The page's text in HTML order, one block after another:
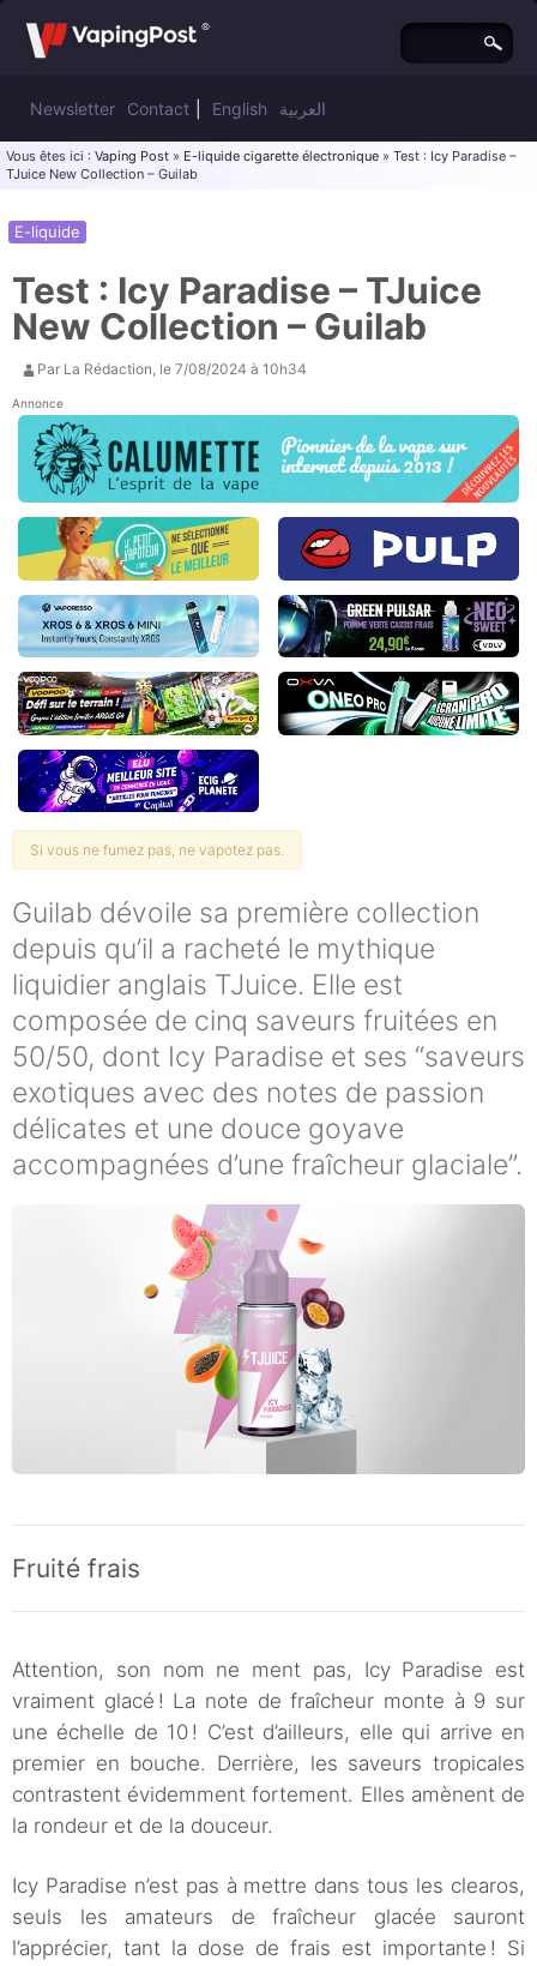
Newsletter Contact English العربية
Vous êtes ici : Vaping Post » E-liquide cigarette électronique » Test : Icy Paradise –
TJuice New Collection – Guilab
Test : Icy Paradise – TJuice
New Collection – Guilab
E-liquide
Par La Rédaction, le 7/08/2024 à 10h34
Annonce
Si vous ne fumez pas, ne vapotez pas.
Guilab dévoile sa première collection
depuis qu’il a racheté le mythique
liquidier anglais TJuice. Elle est
composée de cinq saveurs fruitées en
50/50, dont Icy Paradise et ses “saveurs
exotiques avec des notes de passion
délicates et une douce goyave
accompagnées d’une fraîcheur glaciale”.
Fruité frais
Attention, son nom ne ment pas, Icy Paradise est
vraiment glacé ! La note de fraîcheur monte à 9 sur
une échelle de 10 ! C’est d’ailleurs, elle qui arrive en
premier en bouche. Derrière, les saveurs tropicales
contrastent évidemment fortement. Elles amènent de
la rondeur et de la douceur.
Icy Paradise n’est pas à mettre dans tous les clearos,
seuls les amateurs de fraîcheur glacée sauront
l’apprécier, tant la dose de frais est importante ! Si